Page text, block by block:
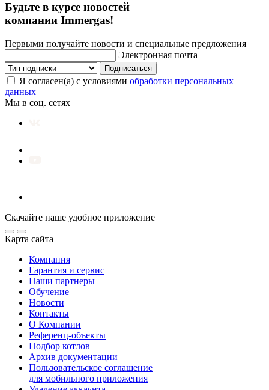
Будьте в курсе новостей
компании Immergas!
Первыми получайте новости и специальные предложения
Электронная почта
Подписаться
Я согласен(а) с условиями обработки персональных
данных
Мы в соц. сетях
Скачайте наше удобное приложение
Карта сайта
Компания
Гарантия и сервис
Наши партнеры
Обучение
Новости
Контакты
О Компании
Референц-объекты
Подбор котлов
Архив документации
Пользовательское соглашение
для мобильного приложения